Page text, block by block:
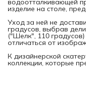
водоотталкивающей
изделие на столе,
Уход за ней не
градусов, выбрав
("Шелк", 110
отличаться от
К дизайнерской
коллекции, которые